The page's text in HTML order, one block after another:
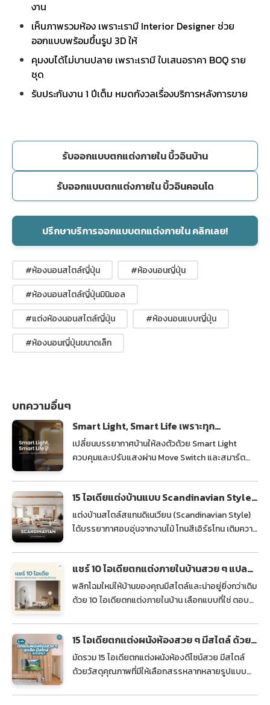
งาน
เห็นภาพรวมห้อง เพราะเรามี Interior Designer ช่วย
ออกแบบพร้อมขึ้นรูป 3D ให้
คุมงบได้ไม่บานปลาย เพราะเรามี ใบเสนอราคา BOQ ราย
ชุด
รับประกันงาน 1 ปีเต็ม หมดกังวลเรื่องบริการหลังการขาย
รับออกแบบตกแต่งภายใน บิ้วอินบ้าน
รับออกแบบตกแต่งภายใน บิ้วอินคอนโด
ปรึกษาบริการออกแบบตกแต่งภายใน คลิกเลย!
#ห้องนอนสไตล์ญี่ปุ่น
#ห้องนอนญี่ปุ่น
#ห้องนอนสไตล์ญี่ปุ่นมินิมอล
#แต่งห้องนอนสไตล์ญี่ปุ่น
#ห้องนอนแบบญี่ปุ่น
#ห้องนอนญี่ปุ่นขนาดเล็ก
บทความอื่นๆ
Smart Light, Smart Life เพราะทุก
บรรยากาศ เริ่มต้นจากโทนไฟที่ใช่
เปลี่ยนบรรยากาศบ้านให้ลงตัวด้วย Smart Light
ควบคุมและปรับแสงผ่าน Move Switch และสมาร์ต
บ้านยุคใหม่
15 ไอเดียแต่งบ้านแบบ Scandinavian Style
ให้หัวใจใกล้ชิดธรรมชาติ
แต่งบ้านสไตล์สแกนดิเนเวียน (Scandinavian Style)
ได้บรรยากาศอบอุ่นจากงานไม้ โทนสีเอิร์ธโทน เติมความ
แชร์ 10 ไอเดียตกแต่งภายในบ้านสวย ๆ แปลง
โฉมให้น่าอยู่
พลิกโฉมใหม่ให้บ้านของคุณมีสไตล์และน่าอยู่ยิ่งกว่าเดิม
ด้วย 10 ไอเดียตกแต่งภายในบ้าน เลือกแบบที่ใช่ ตอบ
15 ไอเดียตกแต่งผนังห้องสวย ๆ มีสไตล์ ด้วย
วัสดุหลากหลายแบบ
มัดรวม 15 ไอเดียตกแต่งผนังห้องดีไซน์สวย มีสไตล์
ด้วยวัสดุคุณภาพที่มีให้เลือกสรรหลากหลายรูปแบบ